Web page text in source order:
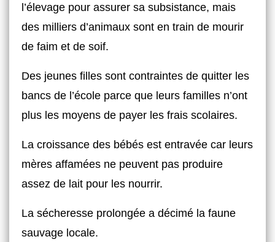
l’élevage pour assurer sa subsistance, mais
des milliers d’animaux sont en train de mourir
de faim et de soif.
Des jeunes filles sont contraintes de quitter les
bancs de l’école parce que leurs familles n’ont
plus les moyens de payer les frais scolaires.
La croissance des bébés est entravée car leurs
mères affamées ne peuvent pas produire
assez de lait pour les nourrir.
La sécheresse prolongée a décimé la faune
sauvage locale.